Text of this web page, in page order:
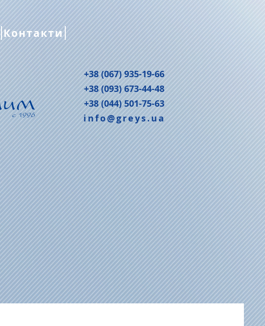
Контакти
+38 (067) 935-19-66
+38 (093) 673-44-48
+38 (044) 501-75-63
info@greys.ua